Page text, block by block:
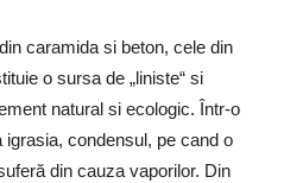
caramida si beton, cele din
o sursa de „liniste“ si
natural si ecologic. Într-o
condensul, pe cand o
din cauza vaporilor. Din